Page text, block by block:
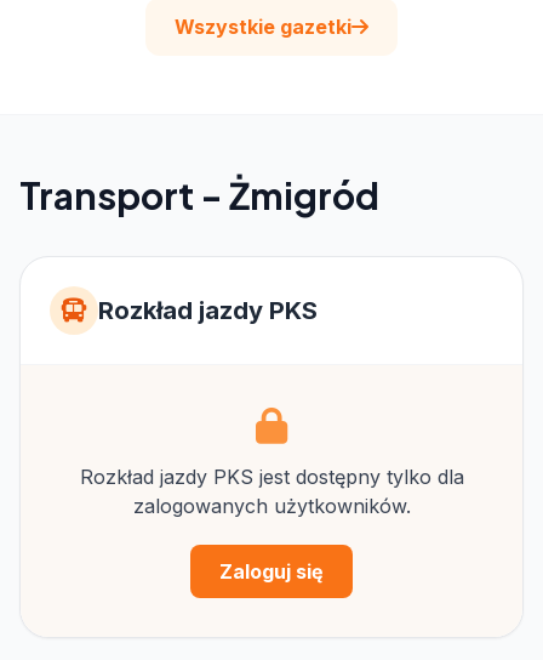
Wszystkie gazetki
Transport - Żmigród
Rozkład jazdy PKS
Rozkład jazdy PKS jest dostępny tylko dla
zalogowanych użytkowników.
Zaloguj się